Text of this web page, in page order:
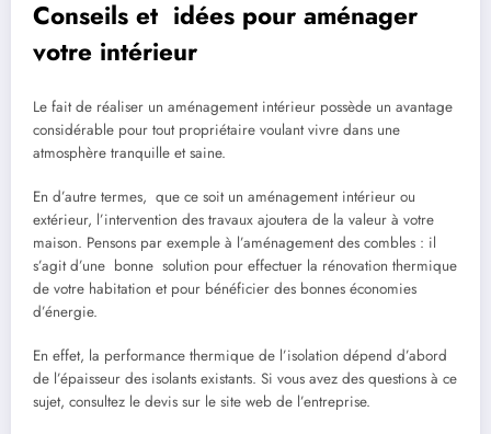
Conseils et idées pour aménager
votre intérieur
Le fait de réaliser un aménagement intérieur possède un avantage
considérable pour tout propriétaire voulant vivre dans une
atmosphère tranquille et saine.
En d’autre termes, que ce soit un aménagement intérieur ou
extérieur, l’intervention des travaux ajoutera de la valeur à votre
maison. Pensons par exemple à l’aménagement des combles : il
s’agit d’une bonne solution pour effectuer la rénovation thermique
de votre habitation et pour bénéficier des bonnes économies
d’énergie.
En effet, la performance thermique de l’isolation dépend d’abord
de l’épaisseur des isolants existants. Si vous avez des questions à ce
sujet, consultez le devis sur le site web de l’entreprise.